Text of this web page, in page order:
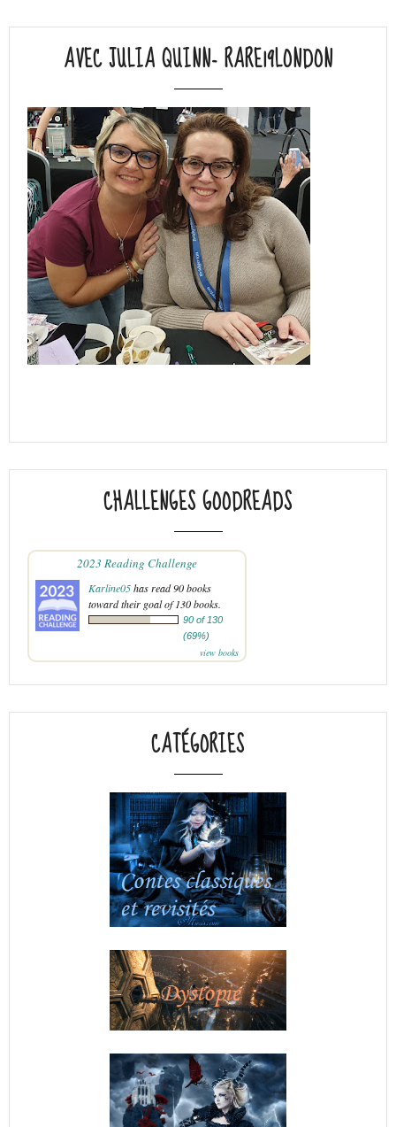
AVEC JULIA QUINN- RARE19LONDON
CHALLENGES GOODREADS
2023 Reading Challenge
Karline05has read 90 books
toward their goal of 130 books.
90 of 130
(69%)
view books
CATÉGORIES